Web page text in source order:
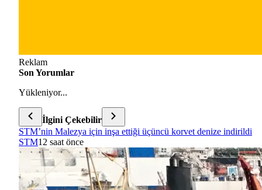
Reklam
Son Yorumlar
Yükleniyor...
İlgini Çekebilir
STM’nin Malezya için inşa ettiği üçüncü korvet denize indirildi
STM12 saat önce